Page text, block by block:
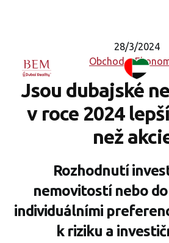
Obchod a
28/3/2024
Jsou dubajské
v roce 2024
než
Rozhodnutí
nemovitostí nebo
individuálními
k riziku a